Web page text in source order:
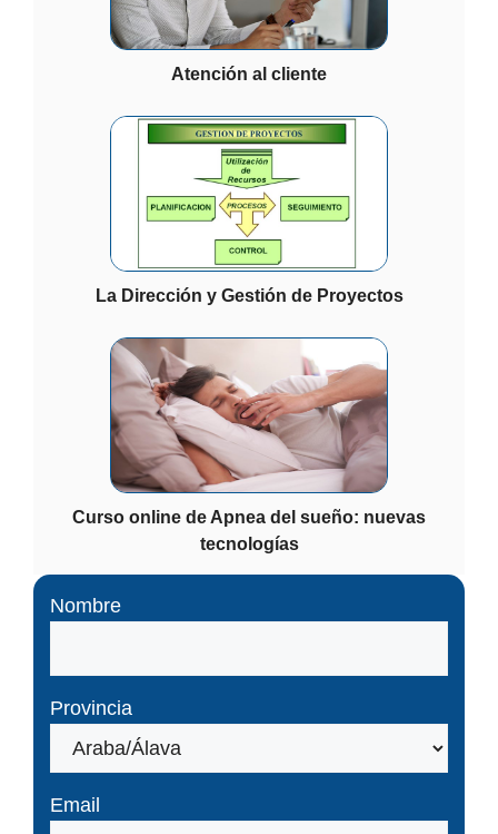
Atención al cliente
La Dirección y Gestión de Proyectos
Curso online de Apnea del sueño: nuevas
tecnologías
Nombre
Provincia
Email